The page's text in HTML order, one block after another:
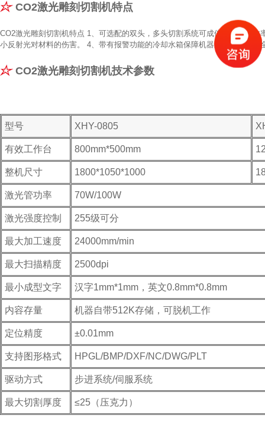
CO2激光雕刻切割机特点
CO2激光雕刻切割机特点 1、可选配的双头，多头切割系统可成倍提高生产
小反射光对材料的伤害。 4、带有报警功能的冷却水箱保障机器运行的绝对安
CO2激光雕刻切割机技术参数
型号 XHY-0805
有效工作台 800mm*500mm
整机尺寸 1800*1050*1000
激光管功率 70W/100W
激光强度控制 255级可分
最大加工速度 24000mm/min
最大扫描精度 2500dpi
最小成型文字 汉字1mm*1mm，英文0.8mm*0.8mm
内容存量 机器自带512K存储，可脱机工作
定位精度 ±0.01mm
支持图形格式 HPGL/BMP/DXF/NC/DWG/PLT
驱动方式 步进系统/伺服系统
最大切割厚度 ≤25（压克力）